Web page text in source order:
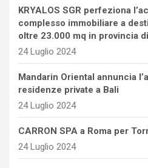
KRYALOS SGR perfeziona
complesso immobiliare a
oltre 23.000 mq in provincia
24 Luglio 2024
Mandarin Oriental annuncia
residenze private a Bali
24 Luglio 2024
CARRON SPA a Roma per
24 Luglio 2024